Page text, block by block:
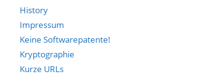
History
Impressum
Keine Softwarepatente!
Kryptographie
Kurze URLs